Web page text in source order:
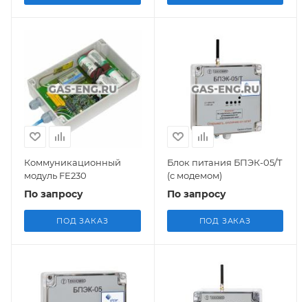
Коммуникационный
модуль FE230
По запросу
ПОД ЗАКАЗ
Блок питания БПЭК-05/Т
(с модемом)
По запросу
ПОД ЗАКАЗ